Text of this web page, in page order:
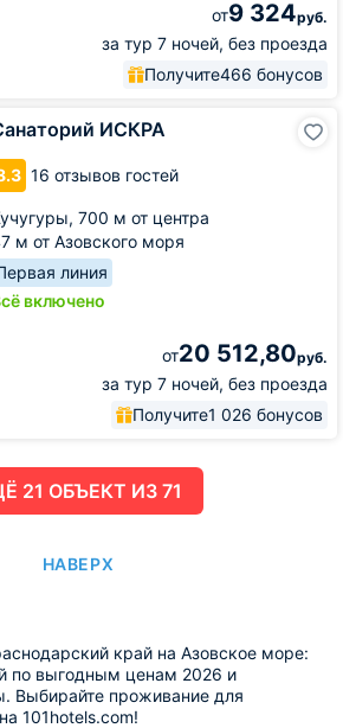
от9 324руб.
за тур 7 ночей, без проезда
Получите466 бонусов
ИСКРА
16 отзывов гостей
700 м от центра
м от Азовского моря
линия
включено
от20 512,80руб.
за тур 7 ночей, без проезда
Получите1 026 бонусов
ЕЩË 21 ОБЪЕКТ ИЗ 71
НАВЕРХ
край на Азовское море:
по выгодным ценам 2026 и
Выбирайте проживание для
101hotels.com!